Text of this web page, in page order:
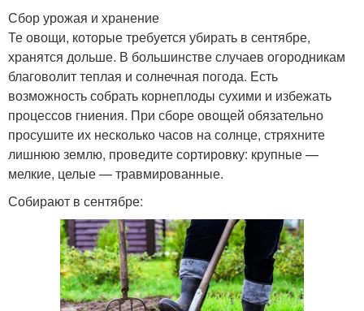
Сбор урожая и хранение
Те овощи, которые требуется убирать в сентябре,
хранятся дольше. В большинстве случаев огородникам
благоволит теплая и солнечная погода. Есть
возможность собрать корнеплоды сухими и избежать
процессов гниения. При сборе овощей обязательно
просушите их несколько часов на солнце, стряхните
лишнюю землю, проведите сортировку: крупные —
мелкие, целые — травмированные.
Собирают в сентябре: